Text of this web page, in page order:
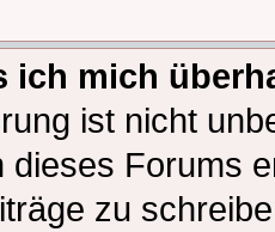
ich mich
ist nicht
dieses Forums
zu